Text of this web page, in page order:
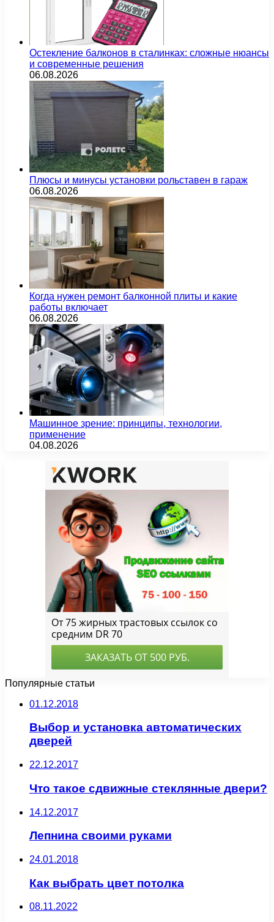
Остекление балконов в сталинках: сложные нюансы
и современные решения
06.08.2026
Плюсы и минусы установки рольставен в гараж
06.08.2026
Когда нужен ремонт балконной плиты и какие
работы включает
06.08.2026
Машинное зрение: принципы, технологии,
применение
04.08.2026
Популярные статьи
01.12.2018
Выбор и установка автоматических
дверей
22.12.2017
Что такое сдвижные стеклянные двери?
14.12.2017
Лепнина своими руками
24.01.2018
Как выбрать цвет потолка
08.11.2022